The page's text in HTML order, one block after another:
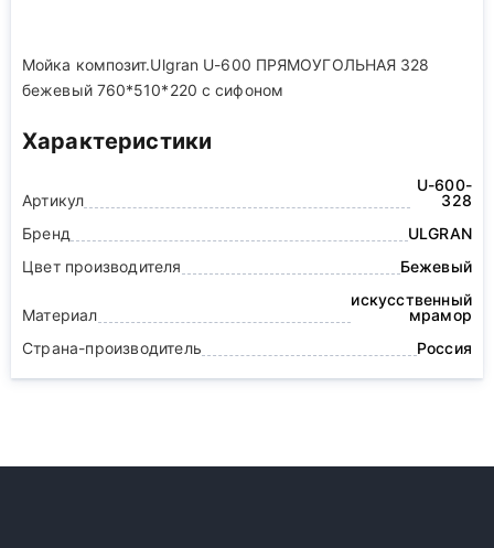
Мойка композит.Ulgran U-600 ПРЯМОУГОЛЬНАЯ 328
бежевый 760*510*220 с сифоном
Характеристики
Артикул
U-600-
328
Бренд
ULGRAN
Цвет производителя
Бежевый
Материал
искусственный
мрамор
Страна-производитель
Россия